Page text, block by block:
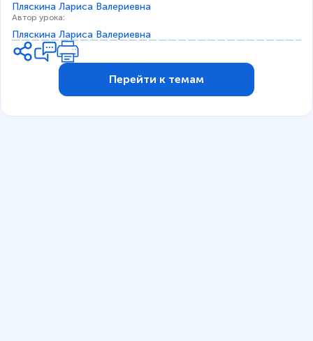
Пляскина Лариса Валериевна
Автор урока:
Пляскина Лариса Валериевна
Перейти к темам